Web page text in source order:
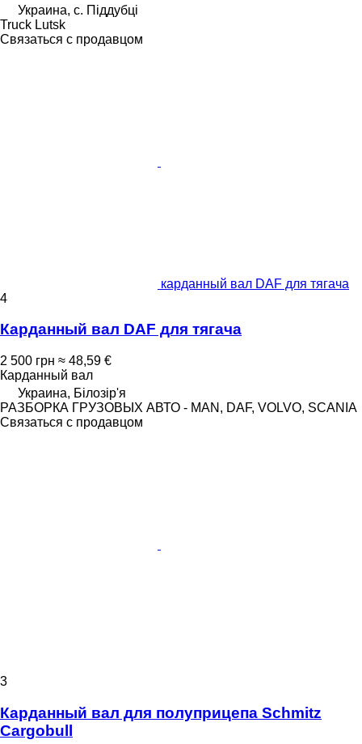
Украина, с. Піддубці
Truck Lutsk
Связаться с продавцом
карданный вал DAF для тягача
4
Карданный вал DAF для тягача
2 500 грн ≈ 48,59 €
Карданный вал
Украина, Білозір'я
РАЗБОРКА ГРУЗОВЫХ АВТО - MAN, DAF, VOLVO, SCANIA
Связаться с продавцом
3
Карданный вал для полуприцепа Schmitz
Cargobull